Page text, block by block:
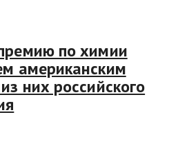
по химии
американским
них российского